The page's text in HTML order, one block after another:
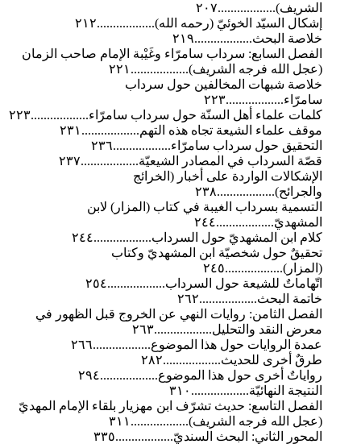
الشريف)..................٢٠٧
إشكال السيّد الخوئيّ (رحمه الله)..................٢١٢
خلاصة البحث..................٢١٩
الفصل السابع: سرداب سامرّاء وغَيْبة الإمام صاحب الزمان
(عجل الله فرجه الشريف)..................٢٢١
خلاصة شبهات المخالفين حول سرداب
سامرّاء..................٢٢٣
كلمات علماء أهل السنّة حول سرداب سامرّاء..................٢٢٣
موقف علماء الشيعة تجاه هذه التهم..................٢٣١
التحقيق حول سرداب سامرّاء..................٢٣٦
قصّة السرداب في المصادر الشيعيّة..................٢٣٧
الإشكالات الواردة على أخبار (الخرائج
والجرائح)..................٢٣٨
التسمية بسرداب الغيبة في كتاب (المزار) لابن
المشهديّ..................٢٤٤
كلام ابن المشهديّ حول السرداب..................٢٤٤
تحقيقٌ حول شخصيّة ابن المشهديّ وكتاب
(المزار)..................٢٤٥
اتّهاماتٌ للشيعة حول السرداب..................٢٥٤
خاتمة البحث..................٢٦٢
الفصل الثامن: روايات النهي عن الخروج قبل الظهور في
معرض النقد والتحليل..................٢٦٣
عمدة الروايات حول هذا الموضوع..................٢٦٦
طرقٌ أخرى للحديث..................٢٨٢
رواياتٌ أخرى حول هذا الموضوع..................٢٩٤
النتيجة النهائيّة..................٣١٠
الفصل التاسع: حديث تشرّف ابن مهزيار بلقاء الإمام المهديّ
(عجل الله فرجه الشريف)..................٣١١
المحور الثاني: البحث السنديّ..................٣٣٥